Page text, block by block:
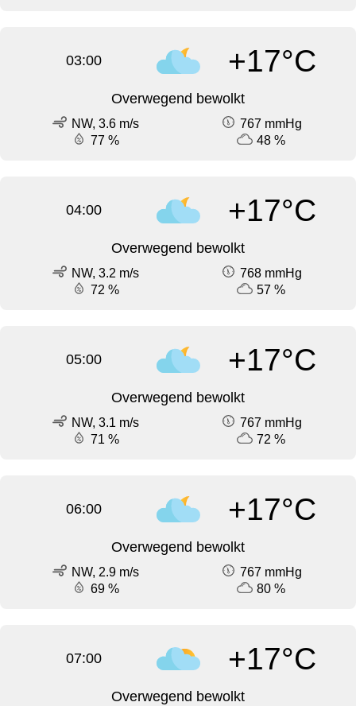
03:00 +17°C
Overwegend bewolkt
NW, 3.6 m/s
767 mmHg
77 %
48 %
04:00 +17°C
Overwegend bewolkt
NW, 3.2 m/s
768 mmHg
72 %
57 %
05:00 +17°C
Overwegend bewolkt
NW, 3.1 m/s
767 mmHg
71 %
72 %
06:00 +17°C
Overwegend bewolkt
NW, 2.9 m/s
767 mmHg
69 %
80 %
07:00 +17°C
Overwegend bewolkt